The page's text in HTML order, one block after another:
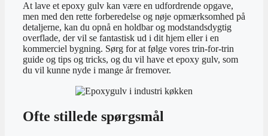
At lave et epoxy gulv kan være en udfordrende opgave,
men med den rette forberedelse og nøje opmærksomhed på
detaljerne, kan du opnå en holdbar og modstandsdygtig
overflade, der vil se fantastisk ud i dit hjem eller i en
kommerciel bygning. Sørg for at følge vores trin-for-trin
guide og tips og tricks, og du vil have et epoxy gulv, som
du vil kunne nyde i mange år fremover.
Ofte stillede spørgsmål